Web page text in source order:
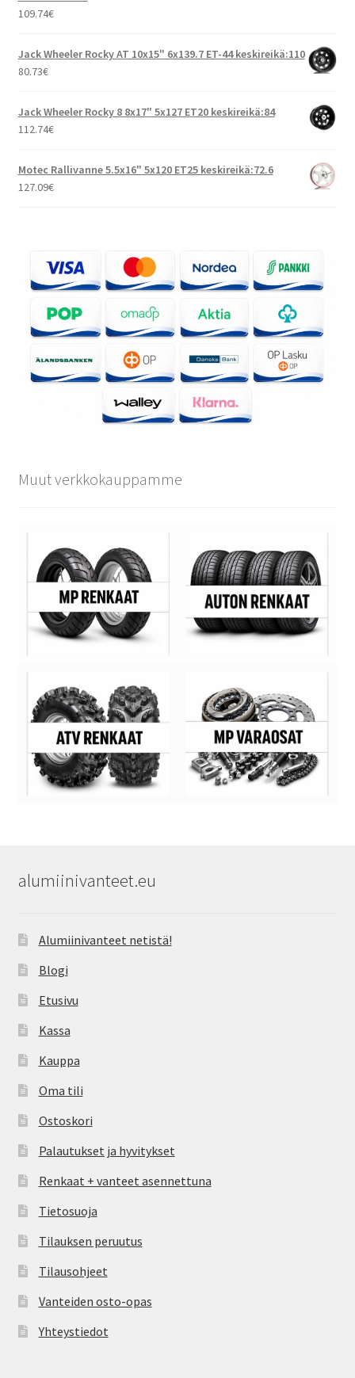
109.74€
Jack Wheeler Rocky AT 10x15" 6x139.7 ET-44 keskireikä:110
80.73€
Jack Wheeler Rocky 8 8x17" 5x127 ET20 keskireikä:84
112.74€
Motec Rallivanne 5.5x16" 5x120 ET25 keskireikä:72.6
127.09€
Muut verkkokauppamme
alumiinivanteet.eu
Alumiinivanteet netistä!
Blogi
Etusivu
Kassa
Kauppa
Oma tili
Ostoskori
Palautukset ja hyvitykset
Renkaat + vanteet asennettuna
Tietosuoja
Tilauksen peruutus
Tilausohjeet
Vanteiden osto-opas
Yhteystiedot